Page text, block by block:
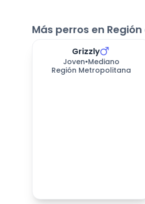
Más perros en
Grizzly
Joven•Mediano
Región Metropolitana